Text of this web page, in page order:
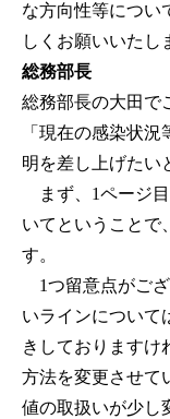
な方向性等につい
しくお願いいたし
総務部長
総務部長の大田で
「現在の感染状
明を差し上げたい
まず、1ページ
いてということで
す。
1つ留意点がござ
いラインについて
きしておりますけ
方法を変更させて
値の取扱いが少し